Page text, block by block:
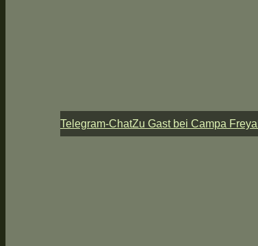
Telegram-ChatZu Gast bei Campa Freya